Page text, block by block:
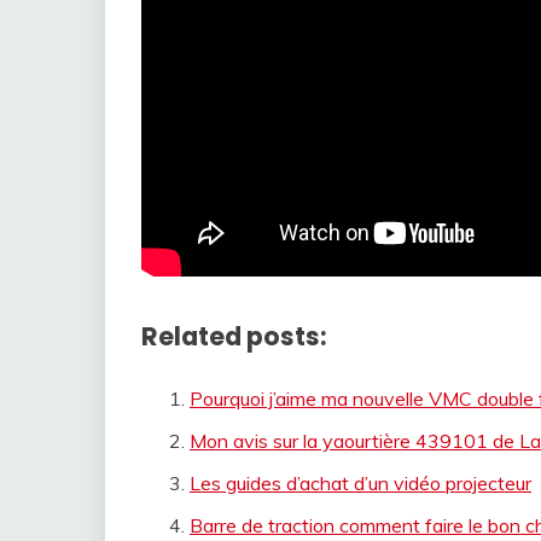
Related posts:
Pourquoi j’aime ma nouvelle VMC double
Mon avis sur la yaourtière 439101 de
Les guides d’achat d’un vidéo projecteur
Barre de traction comment faire le bon